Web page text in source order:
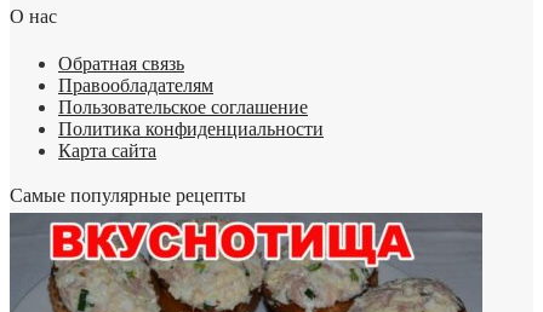
О нас
Обратная связь
Правообладателям
Пользовательское соглашение
Политика конфиденциальности
Карта сайта
Самые популярные рецепты